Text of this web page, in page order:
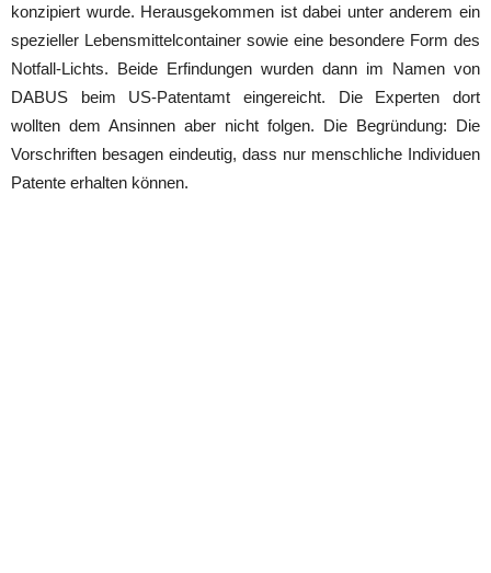
konzipiert wurde. Herausgekommen ist dabei unter anderem ein
spezieller Lebensmittelcontainer sowie eine besondere Form des
Notfall-Lichts. Beide Erfindungen wurden dann im Namen von
DABUS beim US-Patentamt eingereicht. Die Experten dort
wollten dem Ansinnen aber nicht folgen. Die Begründung: Die
Vorschriften besagen eindeutig, dass nur menschliche Individuen
Patente erhalten können.